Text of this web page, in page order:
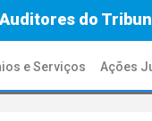
do
e Serviços Ações